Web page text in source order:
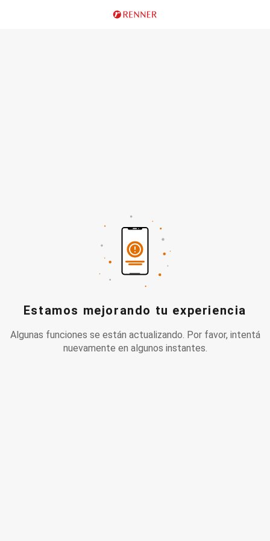
Estamos mejorando tu experiencia
Algunas funciones se están actualizando. Por favor, intentá
nuevamente en algunos instantes.